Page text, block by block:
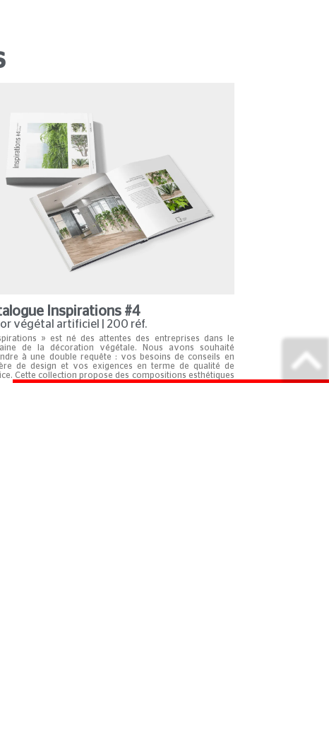
Inspirations #4
végétal artificiel | 200 réf.
» est né des attentes des entreprises dans le
de la décoration végétale. Nous avons souhaité
à une double requête : vos besoins de conseils en
de design et vos exigences en terme de qualité de
Cette collection propose des compositions esthétiques
assemblages facilitant le travail de mise en scène.